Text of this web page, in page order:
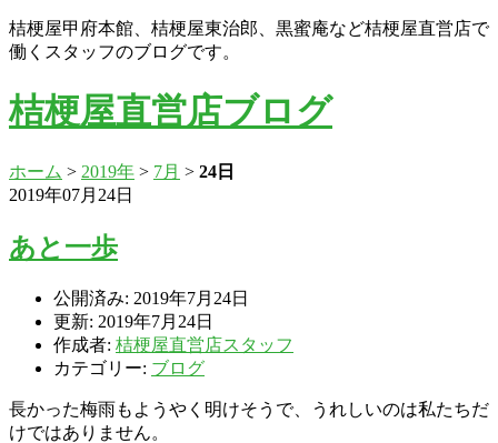
桔梗屋甲府本館、桔梗屋東治郎、黒蜜庵など桔梗屋直営店で
働くスタッフのブログです。
桔梗屋直営店ブログ
ホーム > 2019年 > 7月 > 24日
2019年07月24日
あと一歩
公開済み: 2019年7月24日
更新: 2019年7月24日
作成者: 桔梗屋直営店スタッフ
カテゴリー: ブログ
長かった梅雨もようやく明けそうで、うれしいのは私たちだ
けではありません。